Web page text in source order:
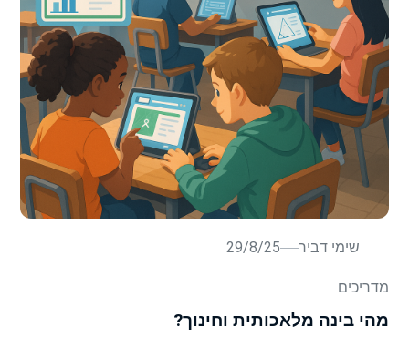
שימי דביר 29/8/25
מדריכים
מהי בינה מלאכותית וחינוך?